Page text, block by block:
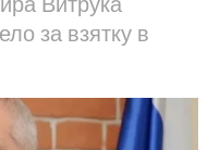
за взятку в